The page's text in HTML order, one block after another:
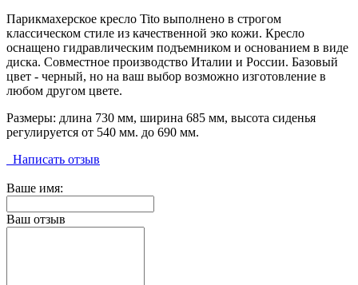
Парикмахерское кресло Tito выполнено в строгом
классическом стиле из качественной эко кожи. Кресло
оснащено гидравлическим подъемником и основанием в виде
диска. Совместное производство Италии и России. Базовый
цвет - черный, но на ваш выбор возможно изготовление в
любом другом цвете.
Размеры: длина 730 мм, ширина 685 мм, высота сиденья
регулируется от 540 мм. до 690 мм.
Написать отзыв
Ваше имя:
Ваш отзыв